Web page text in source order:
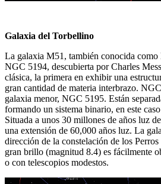
Galaxia del Torbellino
La galaxia M51, también conocida
NGC 5194, descubierta por Charles
clásica, la primera en exhibir una
gran cantidad de materia interbrazo.
galaxia menor, NGC 5195. Están
formando un sistema binario, en este
Situada a unos 30 millones de años luz
una extensión de 60,000 años luz. La
dirección de la constelación de los Perros
gran brillo (magnitud 8.4) es fácilmente
o con telescopios modestos.